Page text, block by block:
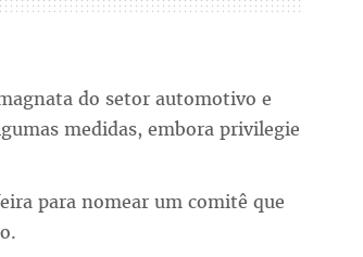
do setor automotivo e
medidas, embora privilegie
para nomear um comitê que